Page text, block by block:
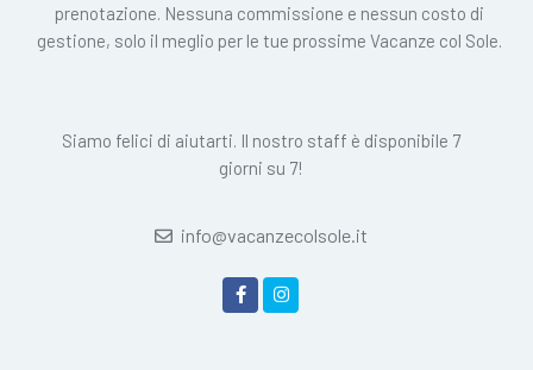
prenotazione. Nessuna commissione e nessun costo di
gestione, solo il meglio per le tue prossime Vacanze col Sole.
Siamo felici di aiutarti. Il nostro staff è disponibile 7
giorni su 7!
info@vacanzecolsole.it